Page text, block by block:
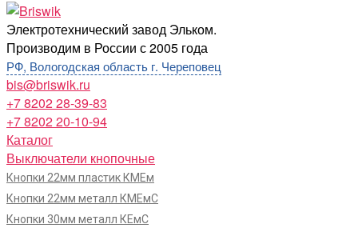
Briswik
Электротехнический завод Эльком.
Производим в России с 2005 года
РФ, Вологодская область г. Череповец
bis@briswik.ru
+7 8202 28-39-83
+7 8202 20-10-94
Каталог
Выключатели кнопочные
Кнопки 22мм пластик КМЕм
Кнопки 22мм металл КМЕмС
Кнопки 30мм металл КЕмС